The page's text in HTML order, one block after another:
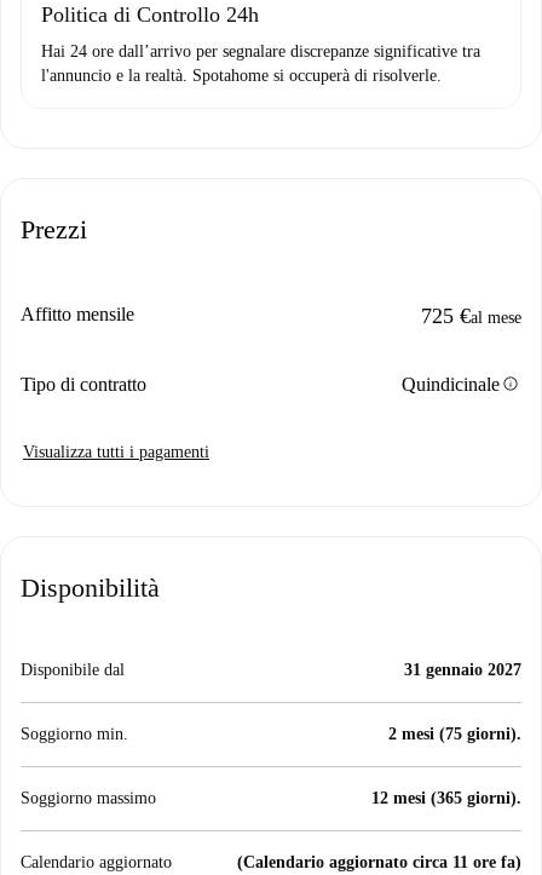
Politica di Controllo 24h
Hai 24 ore dall’arrivo per segnalare discrepanze significative tra
l'annuncio e la realtà. Spotahome si occuperà di risolverle.
Prezzi
Affitto mensile 725 €al mese
Tipo di contratto Quindicinaleinfo
Visualizza tutti i pagamenti
Disponibilità
Disponibile dal 31 gennaio 2027
Soggiorno min. 2 mesi (75 giorni).
Soggiorno massimo 12 mesi (365 giorni).
Calendario aggiornato (Calendario aggiornato circa 11 ore fa)